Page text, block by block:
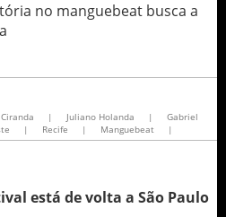
no manguebeat busca a
Ciranda | Juliano Holanda |
Gabriel
| Recife | Manguebeat |
está de volta a São Paulo